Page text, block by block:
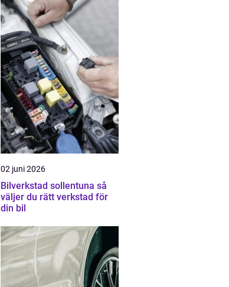
02 juni 2026
Bilverkstad sollentuna så
väljer du rätt verkstad för
din bil